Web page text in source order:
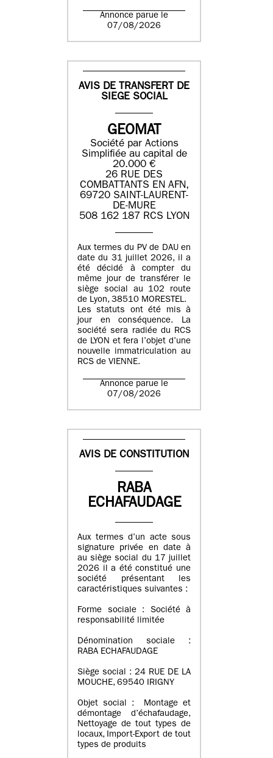
Annonce parue le
07/08/2026
AVIS DE TRANSFERT DE
SIEGE SOCIAL
GEOMAT
Société par Actions
Simplifiée au capital de
20.000 €
26 RUE DES
COMBATTANTS EN AFN,
69720 SAINT-LAURENT-
DE-MURE
508 162 187 RCS LYON
Aux termes du PV de DAU en
date du 31 juillet 2026, il a
été décidé à compter du
même jour de transférer le
siège social au 102 route
de Lyon, 38510 MORESTEL.
Les statuts ont été mis à
jour en conséquence. La
société sera radiée du RCS
de LYON et fera l’objet d’une
nouvelle immatriculation au
RCS de VIENNE.
Annonce parue le
07/08/2026
AVIS DE CONSTITUTION
RABA
ECHAFAUDAGE
Aux termes d’un acte sous
signature privée en date à
au siège social du 17 juillet
2026 il a été constitué une
société présentant les
caractéristiques suivantes :
Forme sociale : Société à
responsabilité limitée
Dénomination sociale :
RABA ECHAFAUDAGE
Siège social : 24 RUE DE LA
MOUCHE, 69540 IRIGNY
Objet social : Montage et
démontage d’échafaudage,
Nettoyage de tout types de
locaux, Import-Export de tout
types de produits